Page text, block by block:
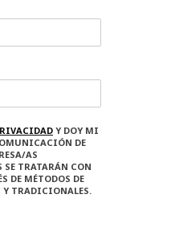
Y DOY MI
DE
AS
SE TRATARÁN CON
DE MÉTODOS DE
TRADICIONALES.